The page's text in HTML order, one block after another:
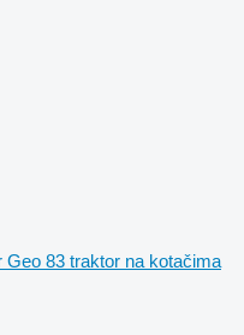
Geo 83 traktor na kotačima